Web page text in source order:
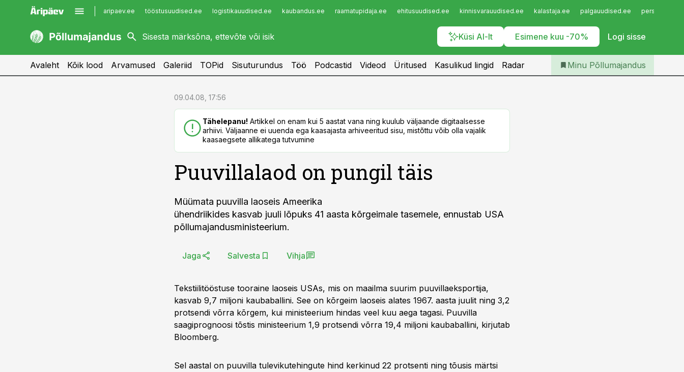
aripaev.ee tööstusuudised.ee logistikauudised.ee kaubandus.ee raamatupidaja.ee ehitusuudised.ee kinnisvarauudised.ee kalastaja.ee palgauudised.ee
Küsi AI-lt Esimene kuu -70% Logi sisse
kaubandus.ee
kinnisvarauudised.ee
imelineajalugu.ee
Infopank
Iseteenindus
Telli Põllumajandus
Avaleht Kõik lood Arvamused Galeriid TOPid Sisuturundus Töö Podcastid Videod Üritused Kasulikud lingid Radar Minu Põllumajandus
09.04.08, 17:56
Tähelepanu! Artikkel on enam kui 5 aastat vana ning kuulub väljaande digitaalsesse
arhiivi. Väljaanne ei uuenda ega kaasajasta arhiveeritud sisu, mistõttu võib olla vajalik
kaasaegsete allikatega tutvumine
Puuvillalaod on pungil täis
Müümata puuvilla laoseis Ameerika
ühendriikides kasvab juuli lõpuks 41 aasta kõrgeimale tasemele, ennustab USA
põllumajandusministeerium.
Jaga Salvesta Vihja
Tekstiilitööstuse tooraine laoseis USAs, mis on maailma suurim puuvillaeksportija,
kasvab 9,7 miljoni kaubaballini. See on kõrgeim laoseis alates 1967. aasta juulit ning 3,2
protsendi võrra kõrgem, kui ministeerium hindas veel kuu aega tagasi. Puuvilla
saagiprognoosi tõstis ministeerium 1,9 protsendi võrra 19,4 miljoni kaubaballini, kirjutab
Bloomberg.
Sel aastal on puuvilla tulevikutehingute hind kerkinud 22 protsenti ning tõusis märtsi